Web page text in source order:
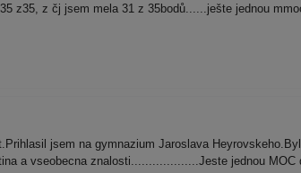
z35, z čj jsem mela 31 z 35bodů......ješte jednou
jsem na gymnazium Jaroslava
a vseobecna znalosti...................Jeste jednou MOC